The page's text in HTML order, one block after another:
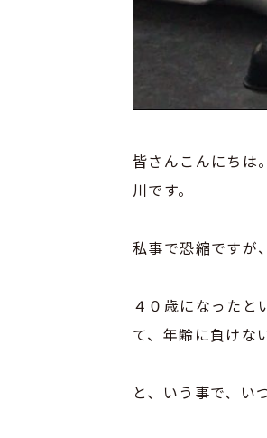
皆さんこんにちは
川です。
私事で恐縮ですが
４０歳になったと
て、年齢に負けな
と、いう事で、い